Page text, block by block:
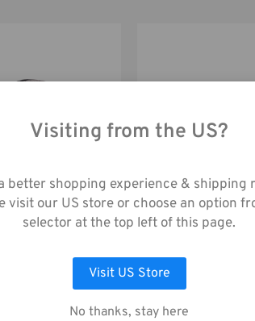
v2 Pouch 4 – Grau
Tenba Skyline 4
schwarz
unserer Website
gemäß unserer
zu.
ANPASSEN ALLE COOKIES
Visiting from the US?
better shopping experience & shipping
visit our US store or choose an option
selector at the top left of this page.
Visit US Store
No thanks, stay here